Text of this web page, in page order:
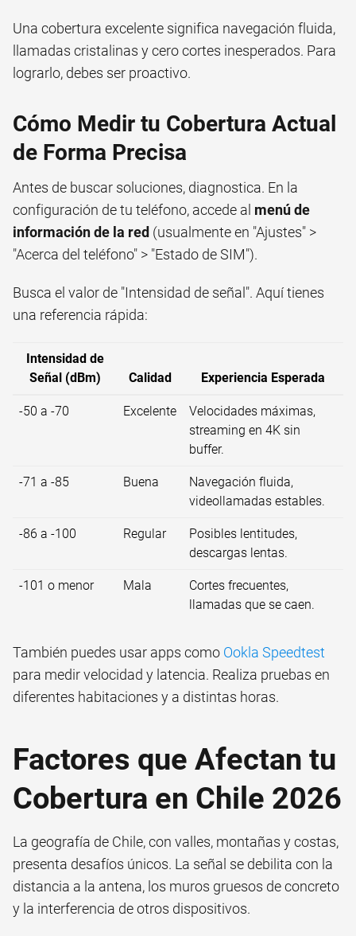
Una cobertura excelente significa navegación fluida,
llamadas cristalinas y cero cortes inesperados. Para
lograrlo, debes ser proactivo.
Cómo Medir tu Cobertura Actual
de Forma Precisa
Antes de buscar soluciones, diagnostica. En la
configuración de tu teléfono, accede al menú de
información de la red (usualmente en "Ajustes" >
"Acerca del teléfono" > "Estado de SIM").
Busca el valor de "Intensidad de señal". Aquí tienes
una referencia rápida:
Intensidad de
Señal (dBm)
Calidad Experiencia Esperada
-50 a -70 Excelente
Velocidades máximas,
streaming en 4K sin
buffer.
-71 a -85 Buena
Navegación fluida,
videollamadas estables.
-86 a -100 Regular
Posibles lentitudes,
descargas lentas.
-101 o menor Mala
Cortes frecuentes,
llamadas que se caen.
También puedes usar apps como Ookla Speedtest
para medir velocidad y latencia. Realiza pruebas en
diferentes habitaciones y a distintas horas.
Factores que Afectan tu
Cobertura en Chile 2026
La geografía de Chile, con valles, montañas y costas,
presenta desafíos únicos. La señal se debilita con la
distancia a la antena, los muros gruesos de concreto
y la interferencia de otros dispositivos.